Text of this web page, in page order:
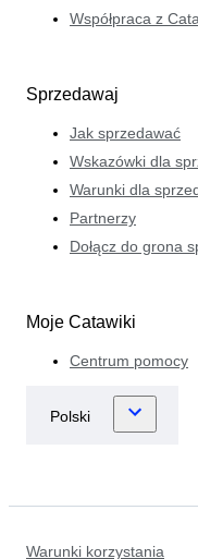
Współpraca z
Sprzedawaj
Jak sprzedawać
Wskazówki dla
Warunki dla
Partnerzy
Dołącz do grona
Moje Catawiki
Centrum pomocy
Warunki korzystania